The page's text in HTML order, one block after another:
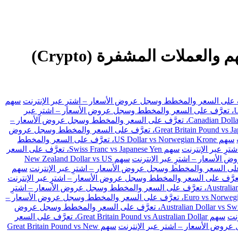
GBXUSD تداول الفوركس، والعقود مقابل الفروقات (CFDs) والأسهم والعملات المشفرة (Crypto)
سهم
سهم US Dollar vs Swiss Franc، تعرَّف على السعر والمخطط وسجل عروض الأسعار – اشترِ عبر
سهم Canadian Dollar vs Japanese Yen، تعرَّف على السعر والمخطط وسجل عروض الأسعار –
سهم Great Britain Pound vs Japanese Yen، تعرَّف على السعر والمخطط وسجل عروض
سهم US Dollar vs Norwegian Krone، تعرَّف على السعر والمخطط
سهم Swiss Franc vs Japanese Yen، تعرَّف على السعر
سهم New Zealand Dollar vs US
سهم
سهم Australian Dollar vs Japanese Yen، تعرَّف على السعر والمخطط وسجل عروض الأسعار – اشترِ
سهم Euro vs Norwegian Krone، تعرَّف على السعر والمخطط وسجل عروض الأسعار –
سهم Australian Dollar vs Swiss Franc، تعرَّف على السعر والمخطط وسجل عروض
سهم Great Britain Pound vs Australian Dollar، تعرَّف على السعر
سهم Great Britain Pound vs New